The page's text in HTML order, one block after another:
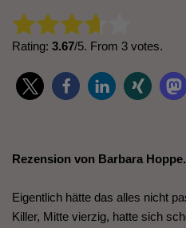
Rate this item:
Rating: 3.67/5. From 3 votes.
Rezension von Barbara Hoppe.
Eigentlich hätte das alles nicht
Killer, Mitte vierzig, hatte sich